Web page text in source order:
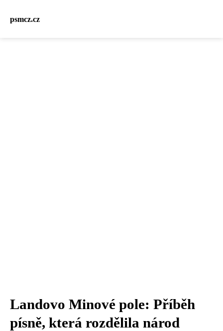
psmcz.cz
Landovo Minové pole: Příběh
písně, která rozdělila národ